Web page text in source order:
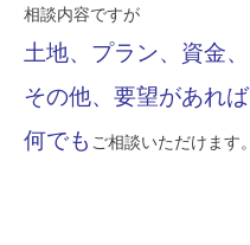
相談内容ですが
土地、プラン、資金、
その他、要望があれば
何でも ご相談いただけます。